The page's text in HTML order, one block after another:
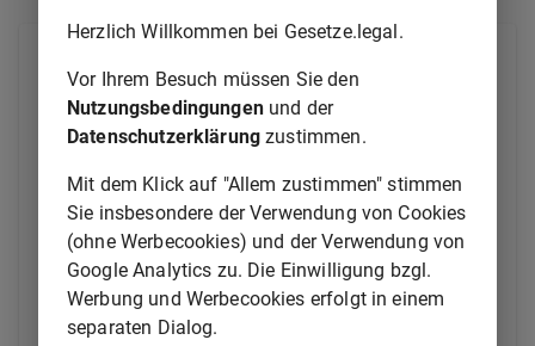
belasteten Grundstücks.
(2) Antragsberechtigt im Fall des § 1170
gleich- oder nachstehender Gläubiger, zu dessen
Gunsten eine Vormerkung nach § 1179
des
Bürgerlichen Gesetzbuchs eingetragen ist oder ein
Anspruch nach § 1179a des Bürgerlichen
Gesetzbuchs
besteht. Bei einer Gesamthypothek,
Gesamtgrundschuld oder Gesamtrentenschuld ist
Herzlich Willkommen bei Gesetze.legal.
Vor Ihrem Besuch müssen Sie den
Nutzungsbedingungenund der
Datenschutzerklärung zustimmen.
Mit dem Klick auf "Allem zustimmen" stimmen
Sie insbesondere der Verwendung von Cookies
(ohne Werbecookies) und der Verwendung von
Google Analytics zu. Die Einwilligung bzgl.
Werbung und Werbecookies erfolgt in einem
separaten Dialog.